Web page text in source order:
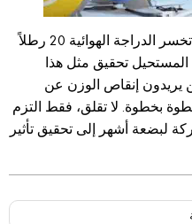
يبدو أنه من الممكن نظريًا فقط أن تخسر الدراجة الهوائية 20 رطلاً
المستحيل تحقيق مثل هذا
يريدون إنقاص الوزن عن
بخطوة. لا تقلق، فقط التزم
لبضعة أشهر إلى تحقيق تأثير